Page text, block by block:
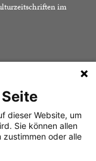
im
Impressum
Datenschutz
Mediadaten
dieser Website, um
Sie können allen
oder alle